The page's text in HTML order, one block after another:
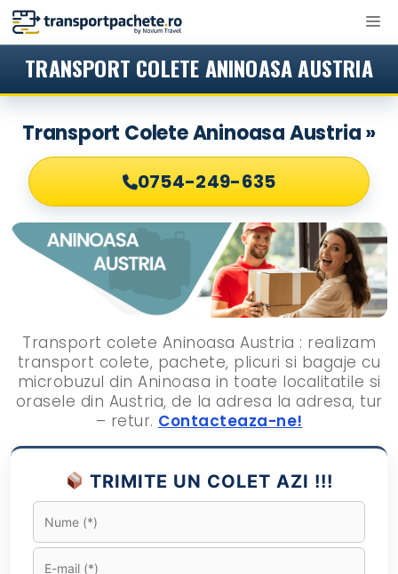
Sari
TRANSPORT COLETE ANINOASA AUSTRIA
Transport Colete Aninoasa Austria »
0754-249-635
Transport colete Aninoasa Austria : realizam
transport colete, pachete, plicuri si bagaje cu
microbuzul din Aninoasa in toate localitatile si
orasele din Austria, de la adresa la adresa, tur
– retur. Contacteaza-ne!
TRIMITE UN COLET AZI !!!